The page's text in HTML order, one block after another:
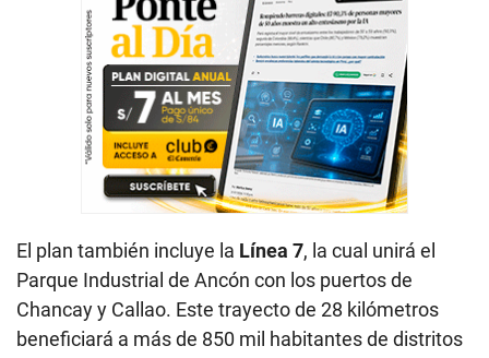
El plan también incluye la Línea 7, la cual unirá el
Parque Industrial de Ancón con los puertos de
Chancay y Callao. Este trayecto de 28 kilómetros
beneficiará a más de 850 mil habitantes de distritos